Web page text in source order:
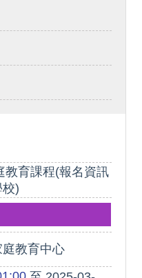
教育課程(報名資訊
)
教育中心